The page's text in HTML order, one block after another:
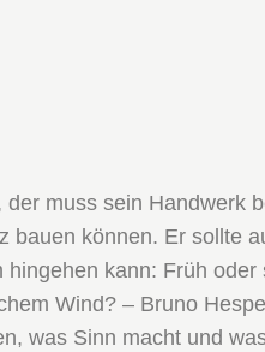
muss sein Handwerk
bauen können. Er sollte
kann: Früh
Wind? – Bruno
was Sinn macht und